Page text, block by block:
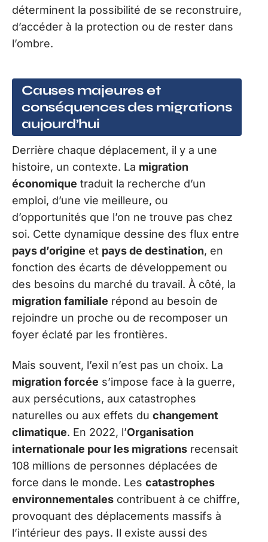
déterminent la possibilité de se reconstruire,
d’accéder à la protection ou de rester dans
l’ombre.
Causes majeures et
conséquences des migrations
aujourd’hui
Derrière chaque déplacement, il y a une
histoire, un contexte. La migration
économique traduit la recherche d’un
emploi, d’une vie meilleure, ou
d’opportunités que l’on ne trouve pas chez
soi. Cette dynamique dessine des flux entre
pays d’origine et pays de destination, en
fonction des écarts de développement ou
des besoins du marché du travail. À côté, la
migration familiale répond au besoin de
rejoindre un proche ou de recomposer un
foyer éclaté par les frontières.
Mais souvent, l’exil n’est pas un choix. La
migration forcée s’impose face à la guerre,
aux persécutions, aux catastrophes
naturelles ou aux effets du changement
climatique. En 2022, l’Organisation
internationale pour les migrations recensait
108 millions de personnes déplacées de
force dans le monde. Les catastrophes
environnementales contribuent à ce chiffre,
provoquant des déplacements massifs à
l’intérieur des pays. Il existe aussi des